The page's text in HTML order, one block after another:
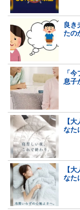
良き
たの
「
息子
【
なた
【
なた